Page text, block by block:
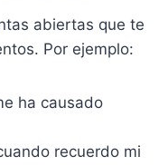
abiertas que te
Por ejemplo:
ha causado
recuerdo mi